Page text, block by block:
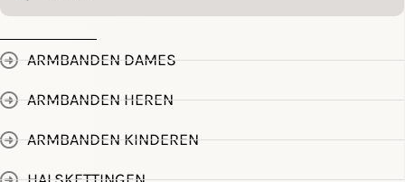
ARMBANDEN DAMES
ARMBANDEN HEREN
ARMBANDEN KINDEREN